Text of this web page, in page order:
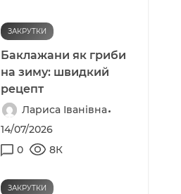
ЗАКРУТКИ
Баклажани як гриби
на зиму: швидкий
рецепт
Лариса Іванівна
14/07/2026
0
8К
ЗАКРУТКИ